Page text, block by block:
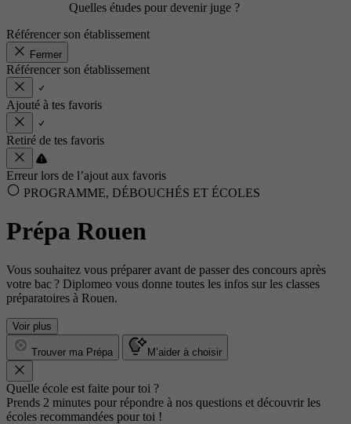
Quelles études pour devenir juge ?
Référencer son établissement
Fermer
Référencer son établissement
Ajouté à tes favoris
Retiré de tes favoris
Erreur lors de l’ajout aux favoris
PROGRAMME, DÉBOUCHÉS ET ÉCOLES
Prépa Rouen
Vous souhaitez vous préparer avant de passer des concours après
votre bac ? Diplomeo vous donne toutes les infos sur les classes
préparatoires à Rouen.
Voir plus
Trouver ma Prépa M’aider à choisir
Quelle école est faite pour toi ?
Prends 2 minutes pour répondre à nos questions et découvrir les
écoles recommandées pour toi !